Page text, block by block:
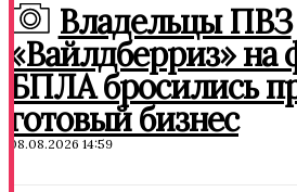
Владельцы ПВЗ
«Вайлдберриз» на
БПЛА бросились
готовый бизнес
08.08.2026 14:59